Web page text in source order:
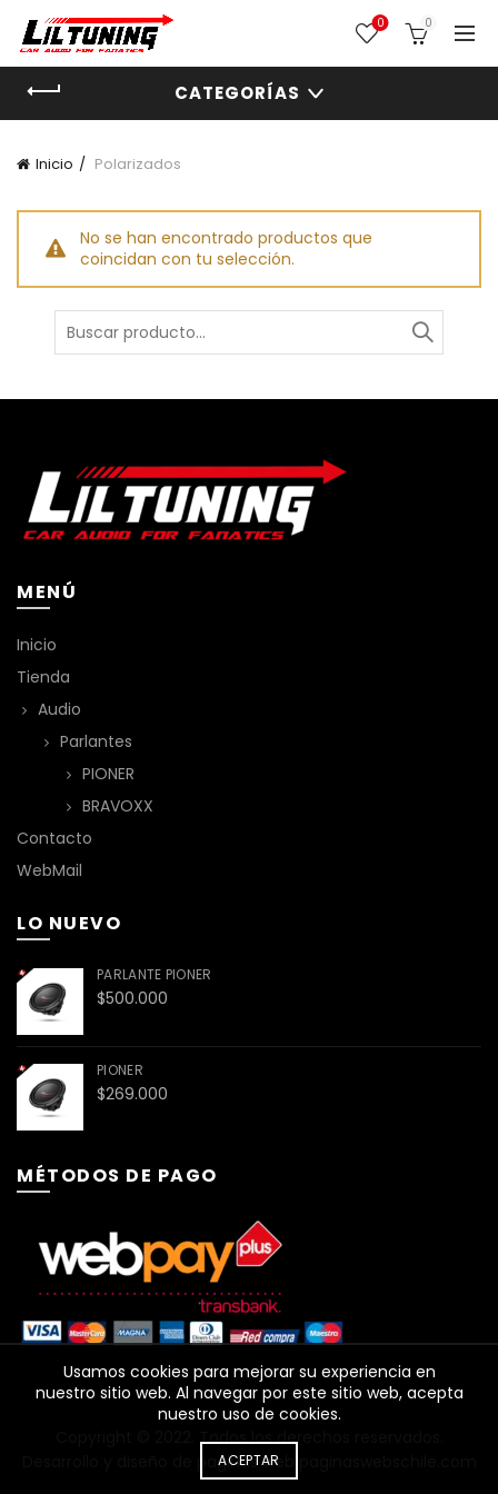
0 0
CATEGORÍAS
Inicio Polarizados
No se han encontrado productos que
coincidan con tu selección.
Buscar
MENÚ
Inicio
Tienda
Audio
Parlantes
PIONER
BRAVOXX
Contacto
WebMail
LO NUEVO
PARLANTE PIONER
$500.000
PIONER
$269.000
MÉTODOS DE PAGO
Copyright ©️ 2022. Todos los derechos reservados.
Desarrollo y diseño de paginas web
Usamos cookies para mejorar su experiencia en
nuestro sitio web. Al navegar por este sitio web, acepta
nuestro uso de cookies.
ACEPTAR